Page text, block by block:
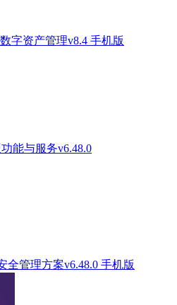
字资产管理v8.4 手机版
能与服务v6.48.0
全管理方案v6.48.0 手机版